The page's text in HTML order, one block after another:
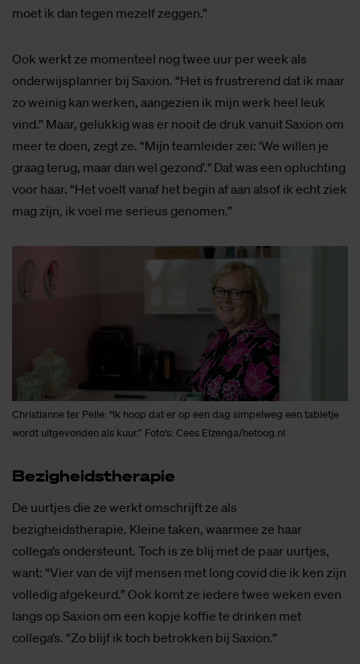
moet ik dan tegen mezelf zeggen.”
Ook werkt ze momenteel nog twee uur per week als
onderwijsplanner bij Saxion. “Het is frustrerend dat ik maar
zo weinig kan werken, aangezien ik mijn werk heel leuk
vind.” Maar, gelukkig was er nooit de druk vanuit Saxion om
meer te doen, zegt ze. “Mijn teamleider zei: ‘We willen je
graag terug, maar dan wel gezond’." Dat was een opluchting
voor haar. “Het voelt vanaf het begin af aan alsof ik echt ziek
mag zijn, ik voel me serieus genomen.”
Christianne ter Pelle: "Ik hoop dat er op een dag simpelweg een tabletje
wordt uitgevonden als kuur.” Foto's: Cees Elzenga/hetoog.nl
Be­zig­heids­the­ra­pie
De uurtjes die ze werkt omschrijft ze als
bezigheidstherapie. Kleine taken, waarmee ze haar
collega’s ondersteunt. Toch is ze blij met de paar uurtjes,
want: “Vier van de vijf mensen met long covid die ik ken zijn
volledig afgekeurd.” Ook komt ze iedere twee weken even
langs op Saxion om een kopje koffie te drinken met
collega’s. “Zo blijf ik toch betrokken bij Saxion.”